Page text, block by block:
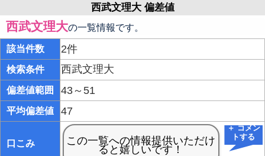
西武文理大 偏差値
西武文理大の一覧情報です。
該当件数 2件
検索条件 西武文理大
偏差値範囲 43～51
平均偏差値 47
口こみ
＋ コメン
トする